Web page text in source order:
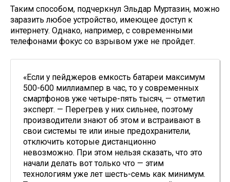
Таким способом, подчеркнул Эльдар Муртазин, можно
заразить любое устройство, имеющее доступ к
интернету. Однако, например, с современными
телефонами фокус со взрывом уже не пройдет.
«Если у пейджеров емкость батареи максимум
500-600 миллиампер в час, то у современных
смартфонов уже четыре-пять тысяч, — отметил
эксперт. — Перегрев у них сильнее, поэтому
производители знают об этом и встраивают в
свои системы те или иные предохранители,
отключить которые дистанционно
невозможно. При этом нельзя сказать, что это
начали делать вот только что — этим
технологиям уже лет шесть-семь как минимум.